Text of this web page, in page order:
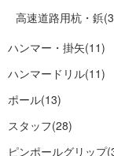
高速道路用杭・鋲
ハンマー・掛矢(11)
ハンマードリル(11)
ポール(13)
スタッフ(28)
ピンポールグリップ